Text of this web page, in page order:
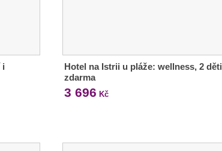
i
Hotel na Istrii u pláže: wellness, 2 děti
zdarma
3 696 Kč